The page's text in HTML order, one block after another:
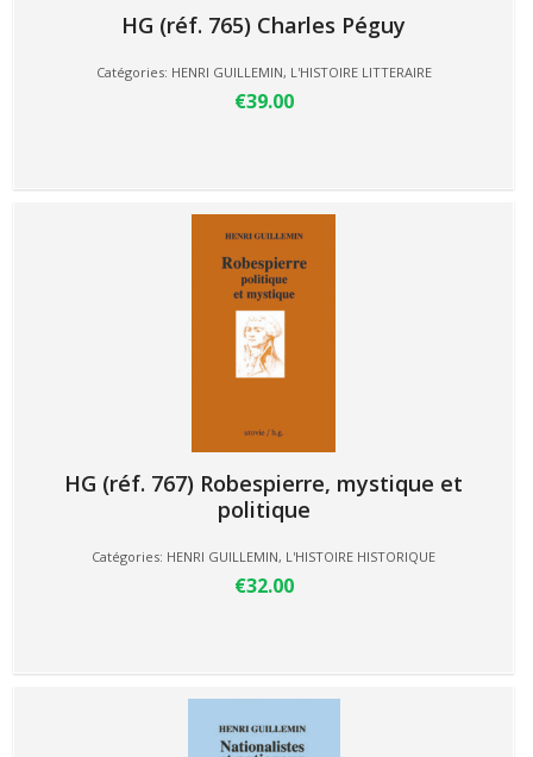
HG (réf. 765) Charles Péguy
Catégories: HENRI GUILLEMIN, L'HISTOIRE LITTERAIRE
€39.00
HG (réf. 767) Robespierre, mystique et
politique
Catégories: HENRI GUILLEMIN, L'HISTOIRE HISTORIQUE
€32.00